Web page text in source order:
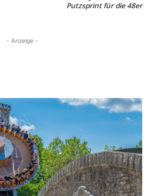
Putzsprint für die 48er
- Anzeige -